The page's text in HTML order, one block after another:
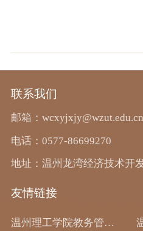
联系我们
邮箱：wcxyjxjy@wzut.edu.cn
电话：0577-86699270
地址：温州龙湾经济技术开
友情链接
温州理工学院教务管理系统